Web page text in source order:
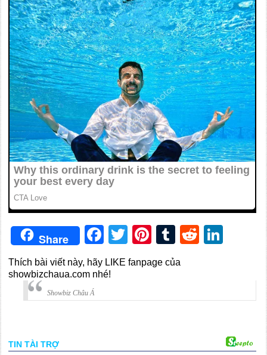
Share Facebook
TwitterPinterest
TumblrReddit
Thích bài viết này, hãy LIKE fanpage của
showbizchaua.com nhé!
Showbiz Châu Á